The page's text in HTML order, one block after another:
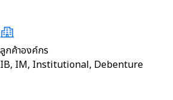
ลูกค้าองค์กร
IB, IM, Institutional, Debenture